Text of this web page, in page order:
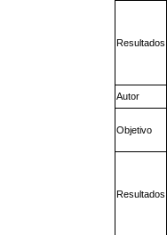
Resultados
Autor
Objetivo
Resultados